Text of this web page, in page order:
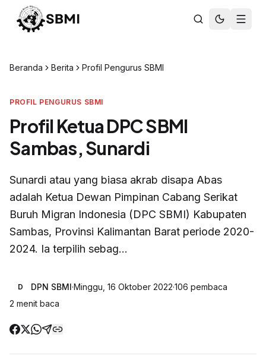
Beranda Berita Profil Pengurus SBMI
PROFIL PENGURUS SBMI
Profil Ketua DPC SBMI
Sambas, Sunardi
Sunardi atau yang biasa akrab disapa Abas
adalah Ketua Dewan Pimpinan Cabang Serikat
Buruh Migran Indonesia (DPC SBMI) Kabupaten
Sambas, Provinsi Kalimantan Barat periode 2020-
2024. Ia terpilih sebag...
D DPN SBMI·Minggu, 16 Oktober 2022·106 pembaca
2 menit baca